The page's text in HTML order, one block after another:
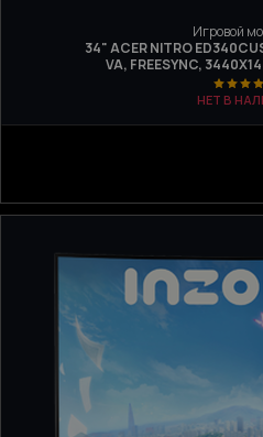
Игровой
34" ACER NITRO
VA, FREESYNC,
НЕТ В